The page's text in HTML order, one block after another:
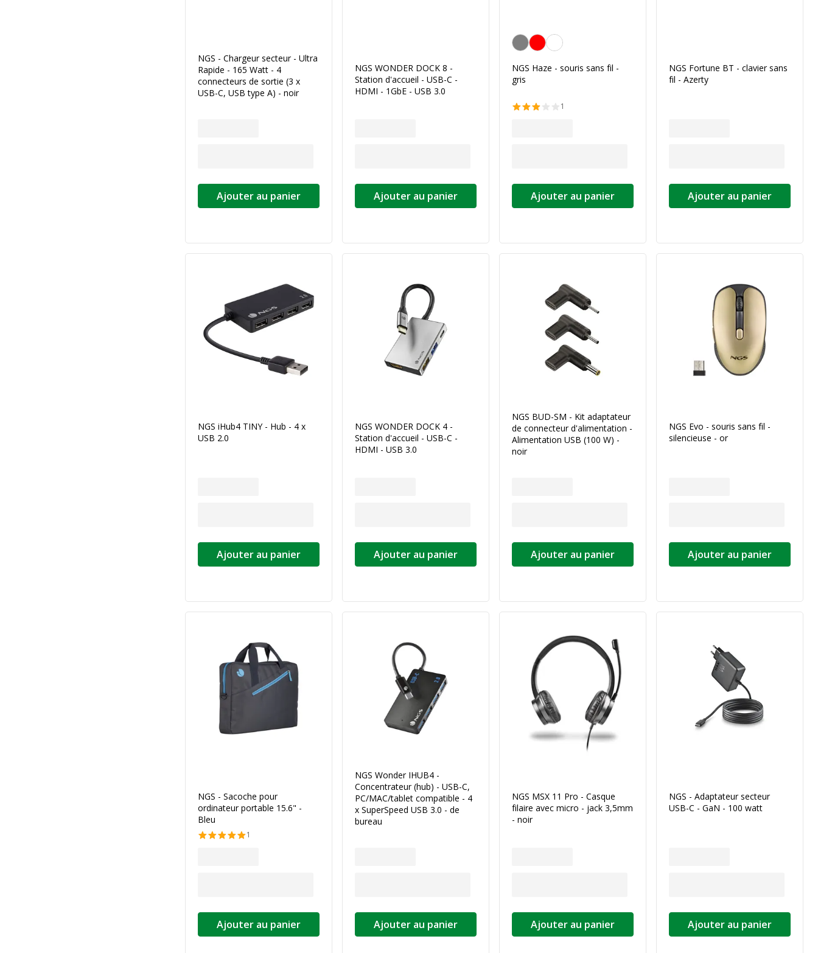
NGS - Chargeur secteur - Ultra
Rapide - 165 Watt - 4
connecteurs de sortie (3 x
USB-C, USB type A) - noir
Ajouter au panier
NGS WONDER DOCK 8 -
Station d'accueil - USB-C -
HDMI - 1GbE - USB 3.0
Ajouter au panier
Gris
NGS Haze - souris sans fil -
gris
1
Ajouter au panier
NGS Fortune BT - clavier sans
fil - Azerty
Ajouter au panier
NGS iHub4 TINY - Hub - 4 x
USB 2.0
Ajouter au panier
NGS WONDER DOCK 4 -
Station d'accueil - USB-C -
HDMI - USB 3.0
Ajouter au panier
NGS BUD-SM - Kit adaptateur
de connecteur d'alimentation -
Alimentation USB (100 W) -
noir
Ajouter au panier
NGS Evo - souris sans fil -
silencieuse - or
Ajouter au panier
NGS - Sacoche pour
ordinateur portable 15.6" -
Bleu
1
Ajouter au panier
NGS Wonder IHUB4 -
Concentrateur (hub) - USB-C,
PC/MAC/tablet compatible - 4
x SuperSpeed USB 3.0 - de
bureau
Ajouter au panier
NGS MSX 11 Pro - Casque
filaire avec micro - jack 3,5mm
- noir
Ajouter au panier
NGS - Adaptateur secteur
USB-C - GaN - 100 watt
Ajouter au panier